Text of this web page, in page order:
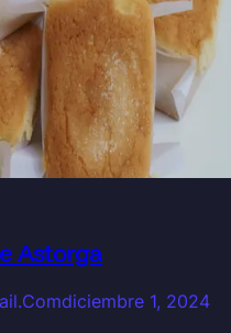
Astorga
diciembre 1, 2024